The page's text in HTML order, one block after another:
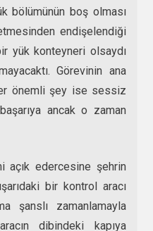
bölümünün boş olması
endişelendiği
yük konteyneri olsaydı
Görevinin ana
önemli şey ise sessiz
ancak o zaman
açık edercesine şehrin
bir kontrol aracı
şanslı zamanlamayla
dibindeki kapıya